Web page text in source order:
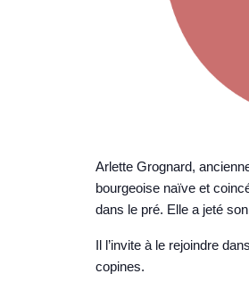
Arlette Grognard,
bourgeoise naïve et
dans le pré. Elle a jeté
Il l’invite à le rejoindre
copines.